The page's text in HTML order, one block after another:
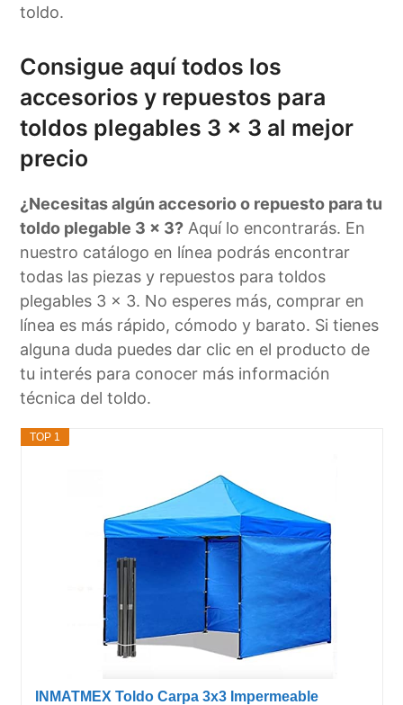
toldo.
Consigue aquí todos los
accesorios y repuestos para
toldos plegables 3 x 3 al mejor
precio
¿Necesitas algún accesorio o repuesto para tu
toldo plegable 3 x 3? Aquí lo encontrarás. En
nuestro catálogo en línea podrás encontrar
todas las piezas y repuestos para toldos
plegables 3 x 3. No esperes más, comprar en
línea es más rápido, cómodo y barato. Si tienes
alguna duda puedes dar clic en el producto de
tu interés para conocer más información
técnica del toldo.
TOP 1
INMATMEX Toldo Carpa 3x3 Impermeable